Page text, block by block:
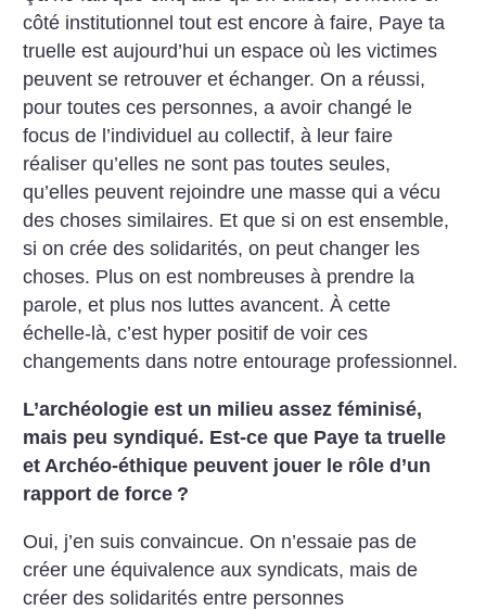
côté institutionnel tout est encore à faire, Paye ta
truelle est aujourd’hui un espace où les victimes
peuvent se retrouver et échanger. On a réussi,
pour toutes ces personnes, a avoir changé le
focus de l’individuel au collectif, à leur faire
réaliser qu’elles ne sont pas toutes seules,
qu’elles peuvent rejoindre une masse qui a vécu
des choses similaires. Et que si on est ensemble,
si on crée des solidarités, on peut changer les
choses. Plus on est nombreuses à prendre la
parole, et plus nos luttes avancent. À cette
échelle-là, c’est hyper positif de voir ces
changements dans notre entourage professionnel.
L’archéologie est un milieu assez féminisé,
mais peu syndiqué. Est-ce que Paye ta truelle
et Archéo-éthique peuvent jouer le rôle d’un
rapport de force ?
Oui, j’en suis convaincue. On n’essaie pas de
créer une équivalence aux syndicats, mais de
créer des solidarités entre personnes